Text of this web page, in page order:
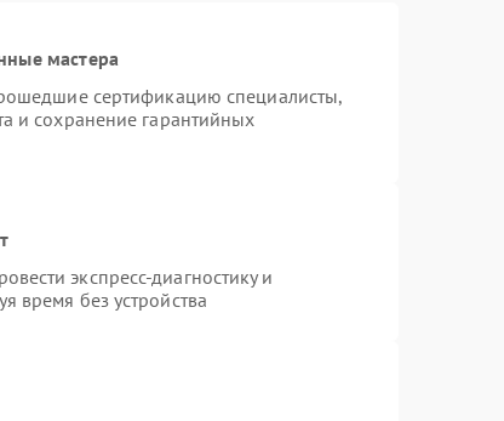
мастера
сертификацию специалисты,
и сохранение гарантийных
экспресс-диагностику и
время без устройства